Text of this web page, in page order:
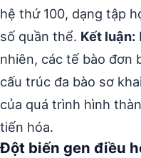
hệ thứ 100, dạng tập
số quần thể. Kết luận:
nhiên, các tế bào đơn
cấu trúc đa bào sơ
của quá trình hình
tiến hóa.
Đột biến gen điều